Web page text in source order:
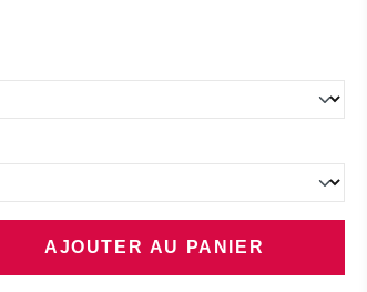
AJOUTER AU PANIER